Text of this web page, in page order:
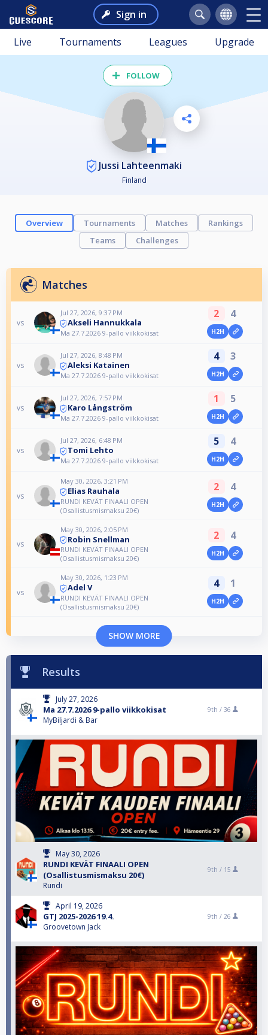
Sign in
Live Tournaments Leagues Upgrade
FOLLOW
Jussi Lahteenmaki
Finland
Overview Tournaments Matches
Rankings
Teams
Challenges
Matches
vs
Jul 27, 2026, 9:37 PM
Akseli Hannukkala
Ma 27.7.2026 9-pallo viikkokisat
2 4
H2H
vs
Jul 27, 2026, 8:48 PM
Aleksi Katainen
Ma 27.7.2026 9-pallo viikkokisat
4 3
H2H
vs
Jul 27, 2026, 7:57 PM
Karo Långström
Ma 27.7.2026 9-pallo viikkokisat
1 5
H2H
vs
Jul 27, 2026, 6:48 PM
Tomi Lehto
Ma 27.7.2026 9-pallo viikkokisat
5 4
H2H
vs
May 30, 2026, 3:21 PM
Elias Rauhala
RUNDI KEVÄT FINAALI OPEN
(Osallistusmismaksu 20€)
2 4
H2H
vs
May 30, 2026, 2:05 PM
Robin Snellman
RUNDI KEVÄT FINAALI OPEN
(Osallistusmismaksu 20€)
2 4
H2H
vs
May 30, 2026, 1:23 PM
Adel V
RUNDI KEVÄT FINAALI OPEN
(Osallistusmismaksu 20€)
4 1
H2H
SHOW MORE
Results
July 27, 2026
Ma 27.7.2026 9-pallo viikkokisat
MyBiljardi & Bar
9th / 36
May 30, 2026
RUNDI KEVÄT FINAALI OPEN
(Osallistusmismaksu 20€)
Rundi
9th / 15
April 19, 2026
GTJ 2025-2026 19.4.
Groovetown Jack
9th / 26